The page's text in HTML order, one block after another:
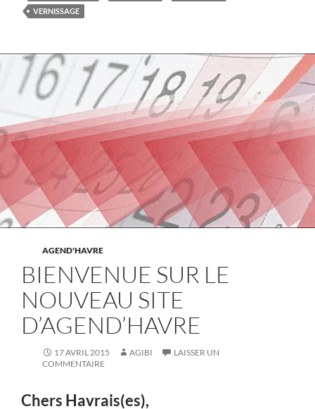
VERNISSAGE
AGEND'HAVRE
BIENVENUE SUR LE
NOUVEAU SITE
D’AGEND’HAVRE
17 AVRIL 2015 AGIBI
LAISSER UN
COMMENTAIRE
Chers Havrais(es),